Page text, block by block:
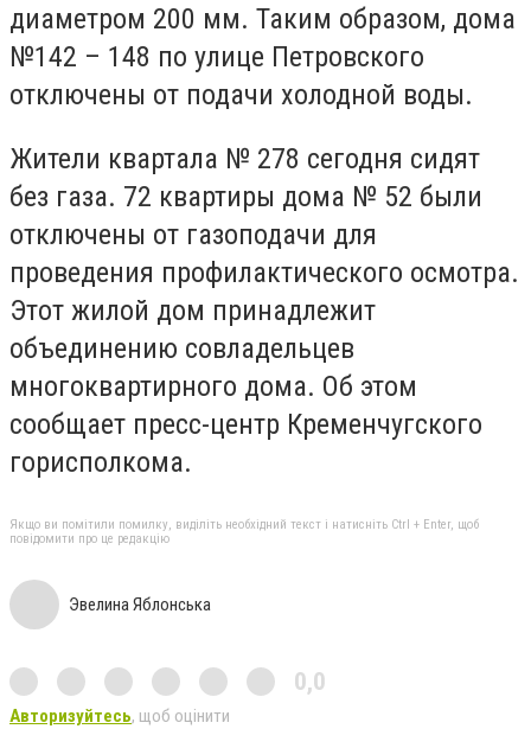
диаметром 200 мм. Таким образом, дома
№142 – 148 по улице Петровского
отключены от подачи холодной воды.
Жители квартала № 278 сегодня сидят
без газа. 72 квартиры дома № 52 были
отключены от газоподачи для
проведения профилактического осмотра.
Этот жилой дом принадлежит
объединению совладельцев
многоквартирного дома. Об этом
сообщает пресс-центр Кременчугского
горисполкома.
Якщо ви помітили помилку, виділіть необхідний текст і натисніть Ctrl + Enter, щоб
повідомити про це редакцію
Эвелина Яблонська
0,0
Авторизуйтесь, щоб оцінити